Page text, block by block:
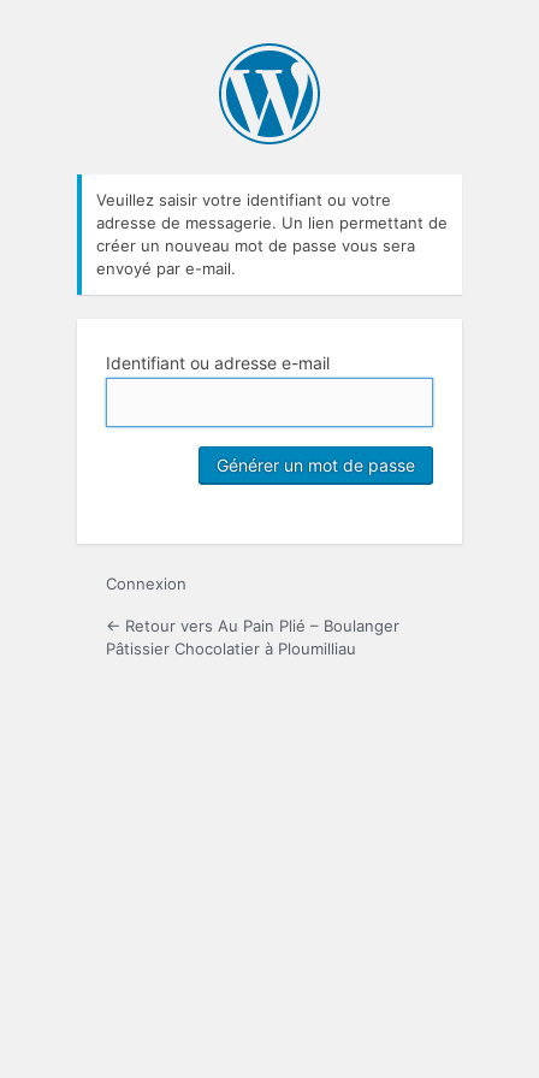
Veuillez saisir votre identifiant ou votre
adresse de messagerie. Un lien permettant de
créer un nouveau mot de passe vous sera
envoyé par e-mail.
Identifiant ou adresse e-mail
Connexion
← Retour vers Au Pain Plié – Boulanger
Pâtissier Chocolatier à Ploumilliau